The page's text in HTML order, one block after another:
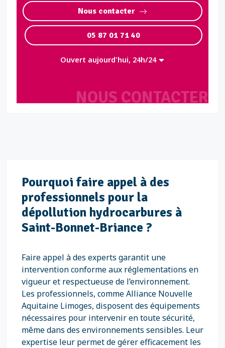
NOUS CONTACTER
Nous contacter
05 87 01 71 40
Ouvert aujourd'hui, 24h/24
Pourquoi faire appel à des
professionnels pour la
dépollution hydrocarbures à
Saint-Bonnet-Briance ?
Faire appel à des experts garantit une
intervention conforme aux réglementations en
vigueur et respectueuse de l’environnement.
Les professionnels, comme Alliance Nouvelle
Aquitaine Limoges, disposent des équipements
nécessaires pour intervenir en toute sécurité,
même dans des environnements sensibles. Leur
expertise leur permet de gérer efficacement les